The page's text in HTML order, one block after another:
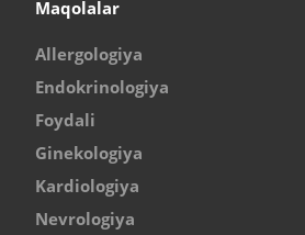
Maqolalar
Allergologiya
Endokrinologiya
Foydali
Ginekologiya
Kardiologiya
Nevrologiya